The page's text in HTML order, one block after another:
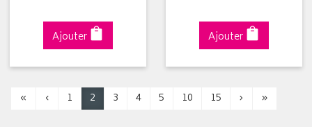
Ajouter Ajouter
« ‹ 1 2 3 4 5 10 15 › »